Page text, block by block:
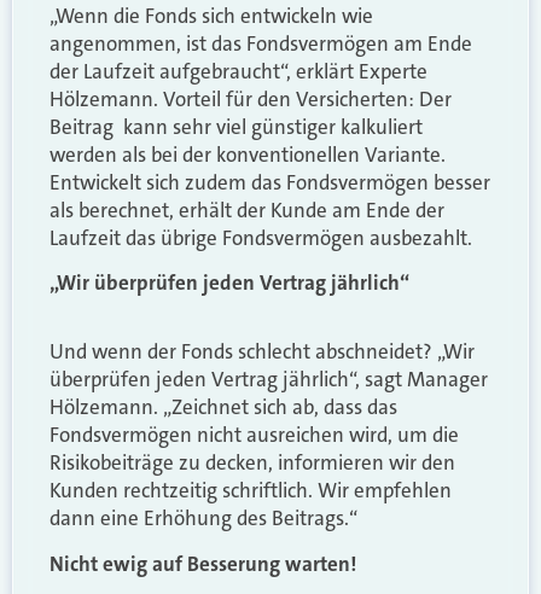
„Wenn die Fonds sich entwickeln wie
angenommen, ist das Fondsvermögen am Ende
der Laufzeit aufgebraucht“, erklärt Experte
Hölzemann. Vorteil für den Versicherten: Der
Beitrag kann sehr viel günstiger kalkuliert
werden als bei der konventionellen Variante.
Entwickelt sich zudem das Fondsvermögen besser
als berechnet, erhält der Kunde am Ende der
Laufzeit das übrige Fondsvermögen ausbezahlt.
„Wir überprüfen jeden Vertrag jährlich“
Und wenn der Fonds schlecht abschneidet? „Wir
überprüfen jeden Vertrag jährlich“, sagt Manager
Hölzemann. „Zeichnet sich ab, dass das
Fondsvermögen nicht ausreichen wird, um die
Risikobeiträge zu decken, informieren wir den
Kunden rechtzeitig schriftlich. Wir empfehlen
dann eine Erhöhung des Beitrags.“
Nicht ewig auf Besserung warten!